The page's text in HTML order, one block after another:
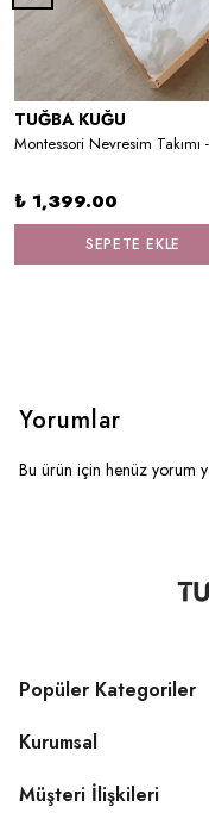
TUĞBA KUĞU
₺ 1,399.00
SEPETE EKLE
Yorumlar
Bu ürün için henüz yorum
Popüler Kategoriler
Kurumsal
Müşteri İlişkileri